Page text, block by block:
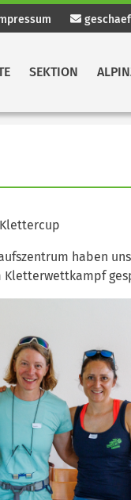
SEKTION
haben
Kletterwettkampf